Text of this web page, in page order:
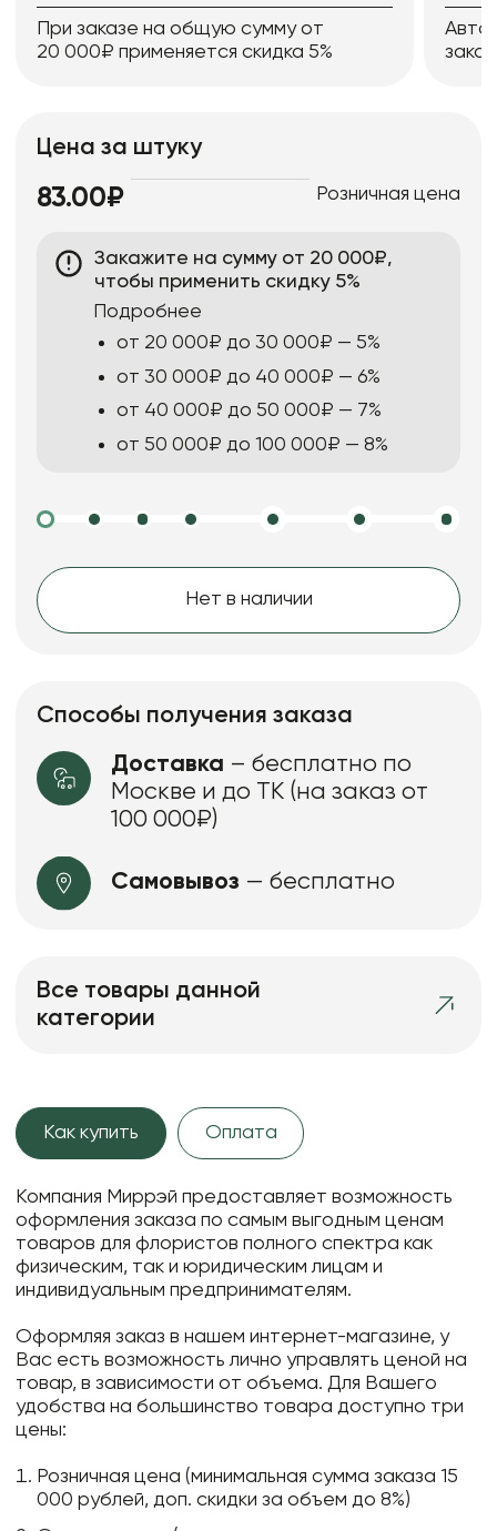
При заказе на общую сумму от
20 000₽ применяется скидка 5%
Цена за штуку
83.00₽ Розничная цена
Закажите на сумму от 20 000₽,
чтобы применить скидку 5%
Подробнее
от 20 000₽ до 30 000₽ — 5%
от 30 000₽ до 40 000₽ — 6%
от 40 000₽ до 50 000₽ — 7%
от 50 000₽ до 100 000₽ — 8%
Нет в наличии
Способы получения заказа
Доставка – бесплатно по
Москве и до ТК (на заказ от
100 000₽)
Самовывоз — бесплатно
Все товары данной
категории
Как купить Оплата
Компания Миррэй предоставляет возможность
оформления заказа по самым выгодным ценам
товаров для флористов полного спектра как
физическим, так и юридическим лицам и
индивидуальным предпринимателям.
Оформляя заказ в нашем интернет-магазине, у
Вас есть возможность лично управлять ценой на
товар, в зависимости от объема. Для Вашего
удобства на большинство товара доступно три
цены:
Розничная цена (минимальная сумма заказа 15
000 рублей, доп. скидки за объем до 8%)